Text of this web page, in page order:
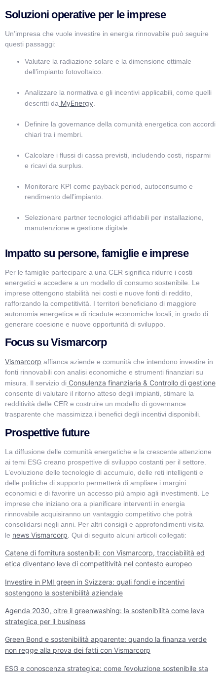
Soluzioni operative per le imprese
Un’impresa che vuole investire in energia rinnovabile può seguire
questi passaggi:
Valutare la radiazione solare e la dimensione ottimale
dell’impianto fotovoltaico.
Analizzare la normativa e gli incentivi applicabili, come quelli
descritti da MyEnergy
Definire la governance della comunità energetica con accordi
chiari tra i membri.
Calcolare i flussi di cassa previsti, includendo costi, risparmi
e ricavi da surplus.
Monitorare KPI come payback period, autoconsumo e
rendimento dell’impianto.
Selezionare partner tecnologici affidabili per installazione,
manutenzione e gestione digitale.
Impatto su persone, famiglie e imprese
Per le famiglie partecipare a una CER significa ridurre i costi
energetici e accedere a un modello di consumo sostenibile. Le
imprese ottengono stabilità nei costi e nuove fonti di reddito,
rafforzando la competitività. I territori beneficiano di maggiore
autonomia energetica e di ricadute economiche locali, in grado di
generare coesione e nuove opportunità di sviluppo.
Focus su Vismarcorp
Vismarcorp affianca aziende e comunità che intendono investire in
fonti rinnovabili con analisi economiche e strumenti finanziari su
misura. Il servizio di Consulenza finanziaria & Controllo di gestione
consente di valutare il ritorno atteso degli impianti, stimare la
redditività delle CER e costruire un modello di governance
trasparente che massimizza i benefici degli incentivi disponibili.
Prospettive future
La diffusione delle comunità energetiche e la crescente attenzione
ai temi ESG creano prospettive di sviluppo costanti per il settore.
L’evoluzione delle tecnologie di accumulo, delle reti intelligenti e
delle politiche di supporto permetterà di ampliare i margini
economici e di favorire un accesso più ampio agli investimenti. Le
imprese che iniziano ora a pianificare interventi in energia
rinnovabile acquisiranno un vantaggio competitivo che potrà
consolidarsi negli anni. Per altri consigli e approfondimenti visita
le news Vismarcorp . Qui di seguito alcuni articoli collegati:
Catene di fornitura sostenibili: con Vismarcorp, tracciabilità ed
etica diventano leve di competitività nel contesto europeo
Investire in PMI green in Svizzera: quali fondi e incentivi
sostengono la sostenibilità aziendale
Agenda 2030, oltre il greenwashing: la sostenibilità come leva
strategica per il business
Green Bond e sostenibilità apparente: quando la finanza verde
non regge alla prova dei fatti con Vismarcorp
ESG e conoscenza strategica: come l’evoluzione sostenibile sta